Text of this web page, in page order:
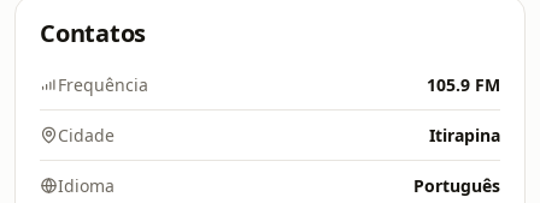
Contatos
Frequência 105.9 FM
Cidade Itirapina
Idioma Português